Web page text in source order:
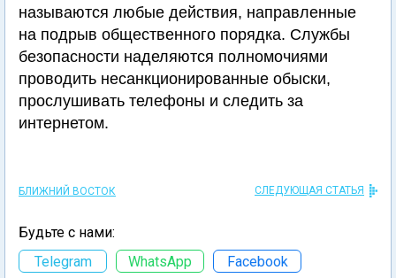
называются любые действия, направленные
на подрыв общественного порядка. Службы
безопасности наделяются полномочиями
проводить несанкционированные обыски,
прослушивать телефоны и следить за
интернетом.
БЛИЖНИЙ ВОСТОК СЛЕДУЮЩАЯ СТАТЬЯ
Будьте с нами:
Telegram
WhatsApp Facebook